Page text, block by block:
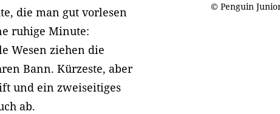
die man gut vorlesen
ruhige Minute:
Wesen ziehen die
Bann. Kürzeste, aber
und ein zweiseitiges
ab.
© Penguin